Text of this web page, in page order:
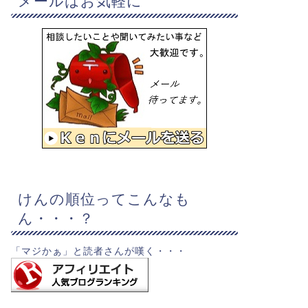
けんの順位ってこんなも
ん・・・？
「マジかぁ」と読者さんが嘆く・・・